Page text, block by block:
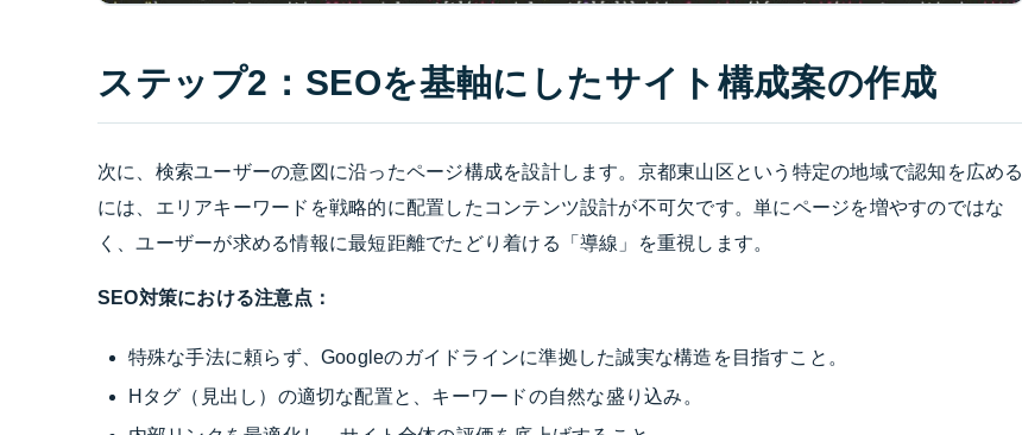
ステップ2：SEOを基軸にしたサイト構成案の作成
次に、検索ユーザーの意図に沿ったページ構成を設計します。京都東山区という特定の地域で認知を広める
には、エリアキーワードを戦略的に配置したコンテンツ設計が不可欠です。単にページを増やすのではな
く、ユーザーが求める情報に最短距離でたどり着ける「導線」を重視します。
SEO対策における注意点：
特殊な手法に頼らず、Googleのガイドラインに準拠した誠実な構造を目指すこと。
Hタグ（見出し）の適切な配置と、キーワードの自然な盛り込み。